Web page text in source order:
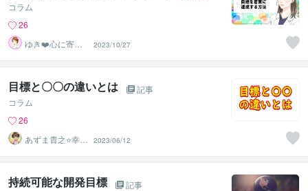
コラム
26
ゆき❤️心に寄り
添う癒しのナー
ス
2023/10/27
目標と〇〇の違いとは
記事
コラム
26
あずま貴之⭐幸せ
自分軸の生き方
育成コーチ
2023/06/12
持続可能な開発目標
記事